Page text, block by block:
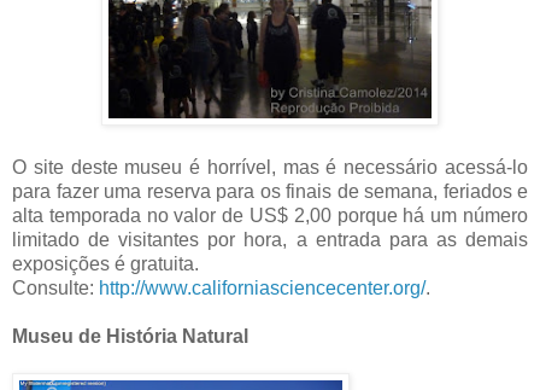
O site deste museu é horrível, mas é necessário acessá-lo
para fazer uma reserva para os finais de semana, feriados e
alta temporada no valor de US$ 2,00 porque há um número
limitado de visitantes por hora, a entrada para as demais
exposições é gratuita.
Consulte: http://www.californiasciencecenter.org/.
Museu de História Natural